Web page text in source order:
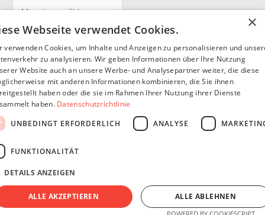
i
v
Partner
SommerSEO
Copyright © 2026
Impressum Datenschutzerklärung
×
Webseite verwendet Cookies.
verwenden Cookies, um Inhalte und Anzeigen zu personalisieren und
zu analysieren. Wir geben Informationen über Ihre Nutzung
Website auch an unsere Werbe- und Analysepartner weiter, die diese
mit anderen Informationen kombinieren, die Sie ihnen
haben oder die sie im Rahmen Ihrer Nutzung ihrer Dienste
haben. Datenschutzrichtlinie
UNBEDINGT ERFORDERLICH
ANALYSE
FUNKTIONALITÄT
DETAILS ANZEIGEN
ALLE AKZEPTIEREN ALLE ABLEHNEN